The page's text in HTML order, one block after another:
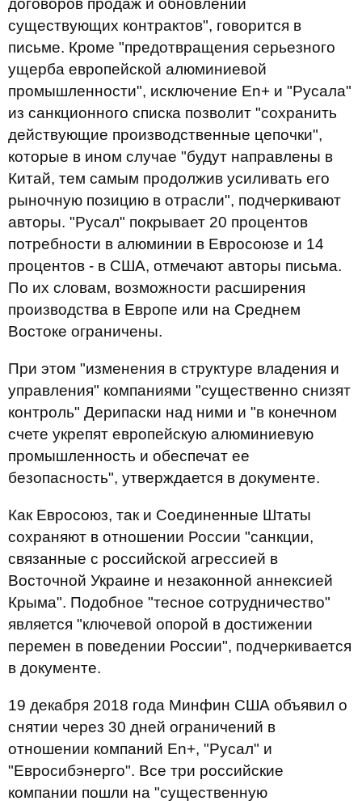
договоров продаж и обновлении
существующих контрактов", говорится в
письме. Кроме "предотвращения серьезного
ущерба европейской алюминиевой
промышленности", исключение En+ и "Русала"
из санкционного списка позволит "сохранить
действующие производственные цепочки",
которые в ином случае "будут направлены в
Китай, тем самым продолжив усиливать его
рыночную позицию в отрасли", подчеркивают
авторы. "Русал" покрывает 20 процентов
потребности в алюминии в Евросоюзе и 14
процентов - в США, отмечают авторы письма.
По их словам, возможности расширения
производства в Европе или на Среднем
Востоке ограничены.
При этом "изменения в структуре владения и
управления" компаниями "существенно снизят
контроль" Дерипаски над ними и "в конечном
счете укрепят европейскую алюминиевую
промышленность и обеспечат ее
безопасность", утверждается в документе.
Как Евросоюз, так и Соединенные Штаты
сохраняют в отношении России "санкции,
связанные с российской агрессией в
Восточной Украине и незаконной аннексией
Крыма". Подобное "тесное сотрудничество"
является "ключевой опорой в достижении
перемен в поведении России", подчеркивается
в документе.
19 декабря 2018 года Минфин США объявил о
снятии через 30 дней ограничений в
отношении компаний En+, "Русал" и
"Евросибэнерго". Все три российские
компании пошли на "существенную